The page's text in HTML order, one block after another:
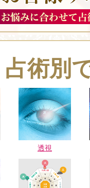
占術別
透視